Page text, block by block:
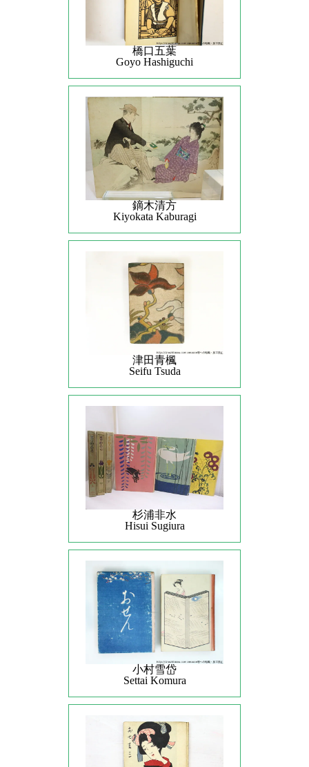
橋口五葉
Goyo Hashiguchi
鏑木清方
Kiyokata Kaburagi
津田青楓
Seifu Tsuda
杉浦非水
Hisui Sugiura
小村雪岱
Settai Komura